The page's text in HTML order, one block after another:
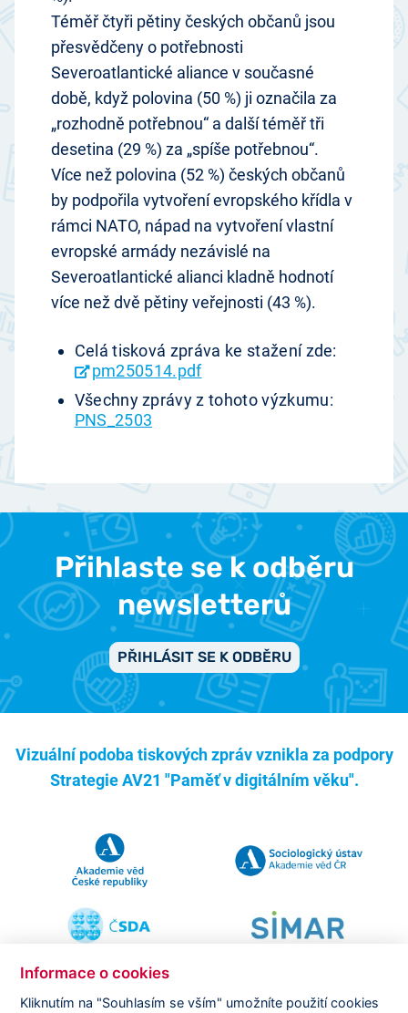
Téměř čtyři pětiny českých občanů jsou
přesvědčeny o potřebnosti
Severoatlantické aliance v současné
době, když polovina (50 %) ji označila za
„rozhodně potřebnou“ a další téměř tři
desetina (29 %) za „spíše potřebnou“.
Více než polovina (52 %) českých občanů
by podpořila vytvoření evropského křídla v
rámci NATO, nápad na vytvoření vlastní
evropské armády nezávislé na
Severoatlantické alianci kladně hodnotí
více než dvě pětiny veřejnosti (43 %).
Celá tisková zpráva ke stažení zde:
pm250514.pdf
Všechny zprávy z tohoto výzkumu:
PNS_2503
Přihlaste se k odběru
newsletterů
PŘIHLÁSIT SE K ODBĚRU
Vizuální podoba tiskových zpráv vznikla za podpory
Strategie AV21 "Paměť v digitálním věku".
Informace o cookies
Kliknutím na "Souhlasím se vším" umožníte použití cookies